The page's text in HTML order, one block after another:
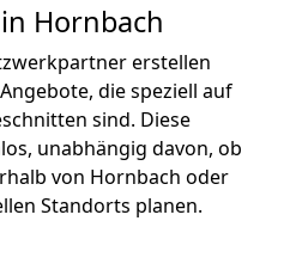
Hornbach
erstellen
die speziell auf
sind. Diese
unabhängig davon, ob
von Hornbach oder
Standorts planen.